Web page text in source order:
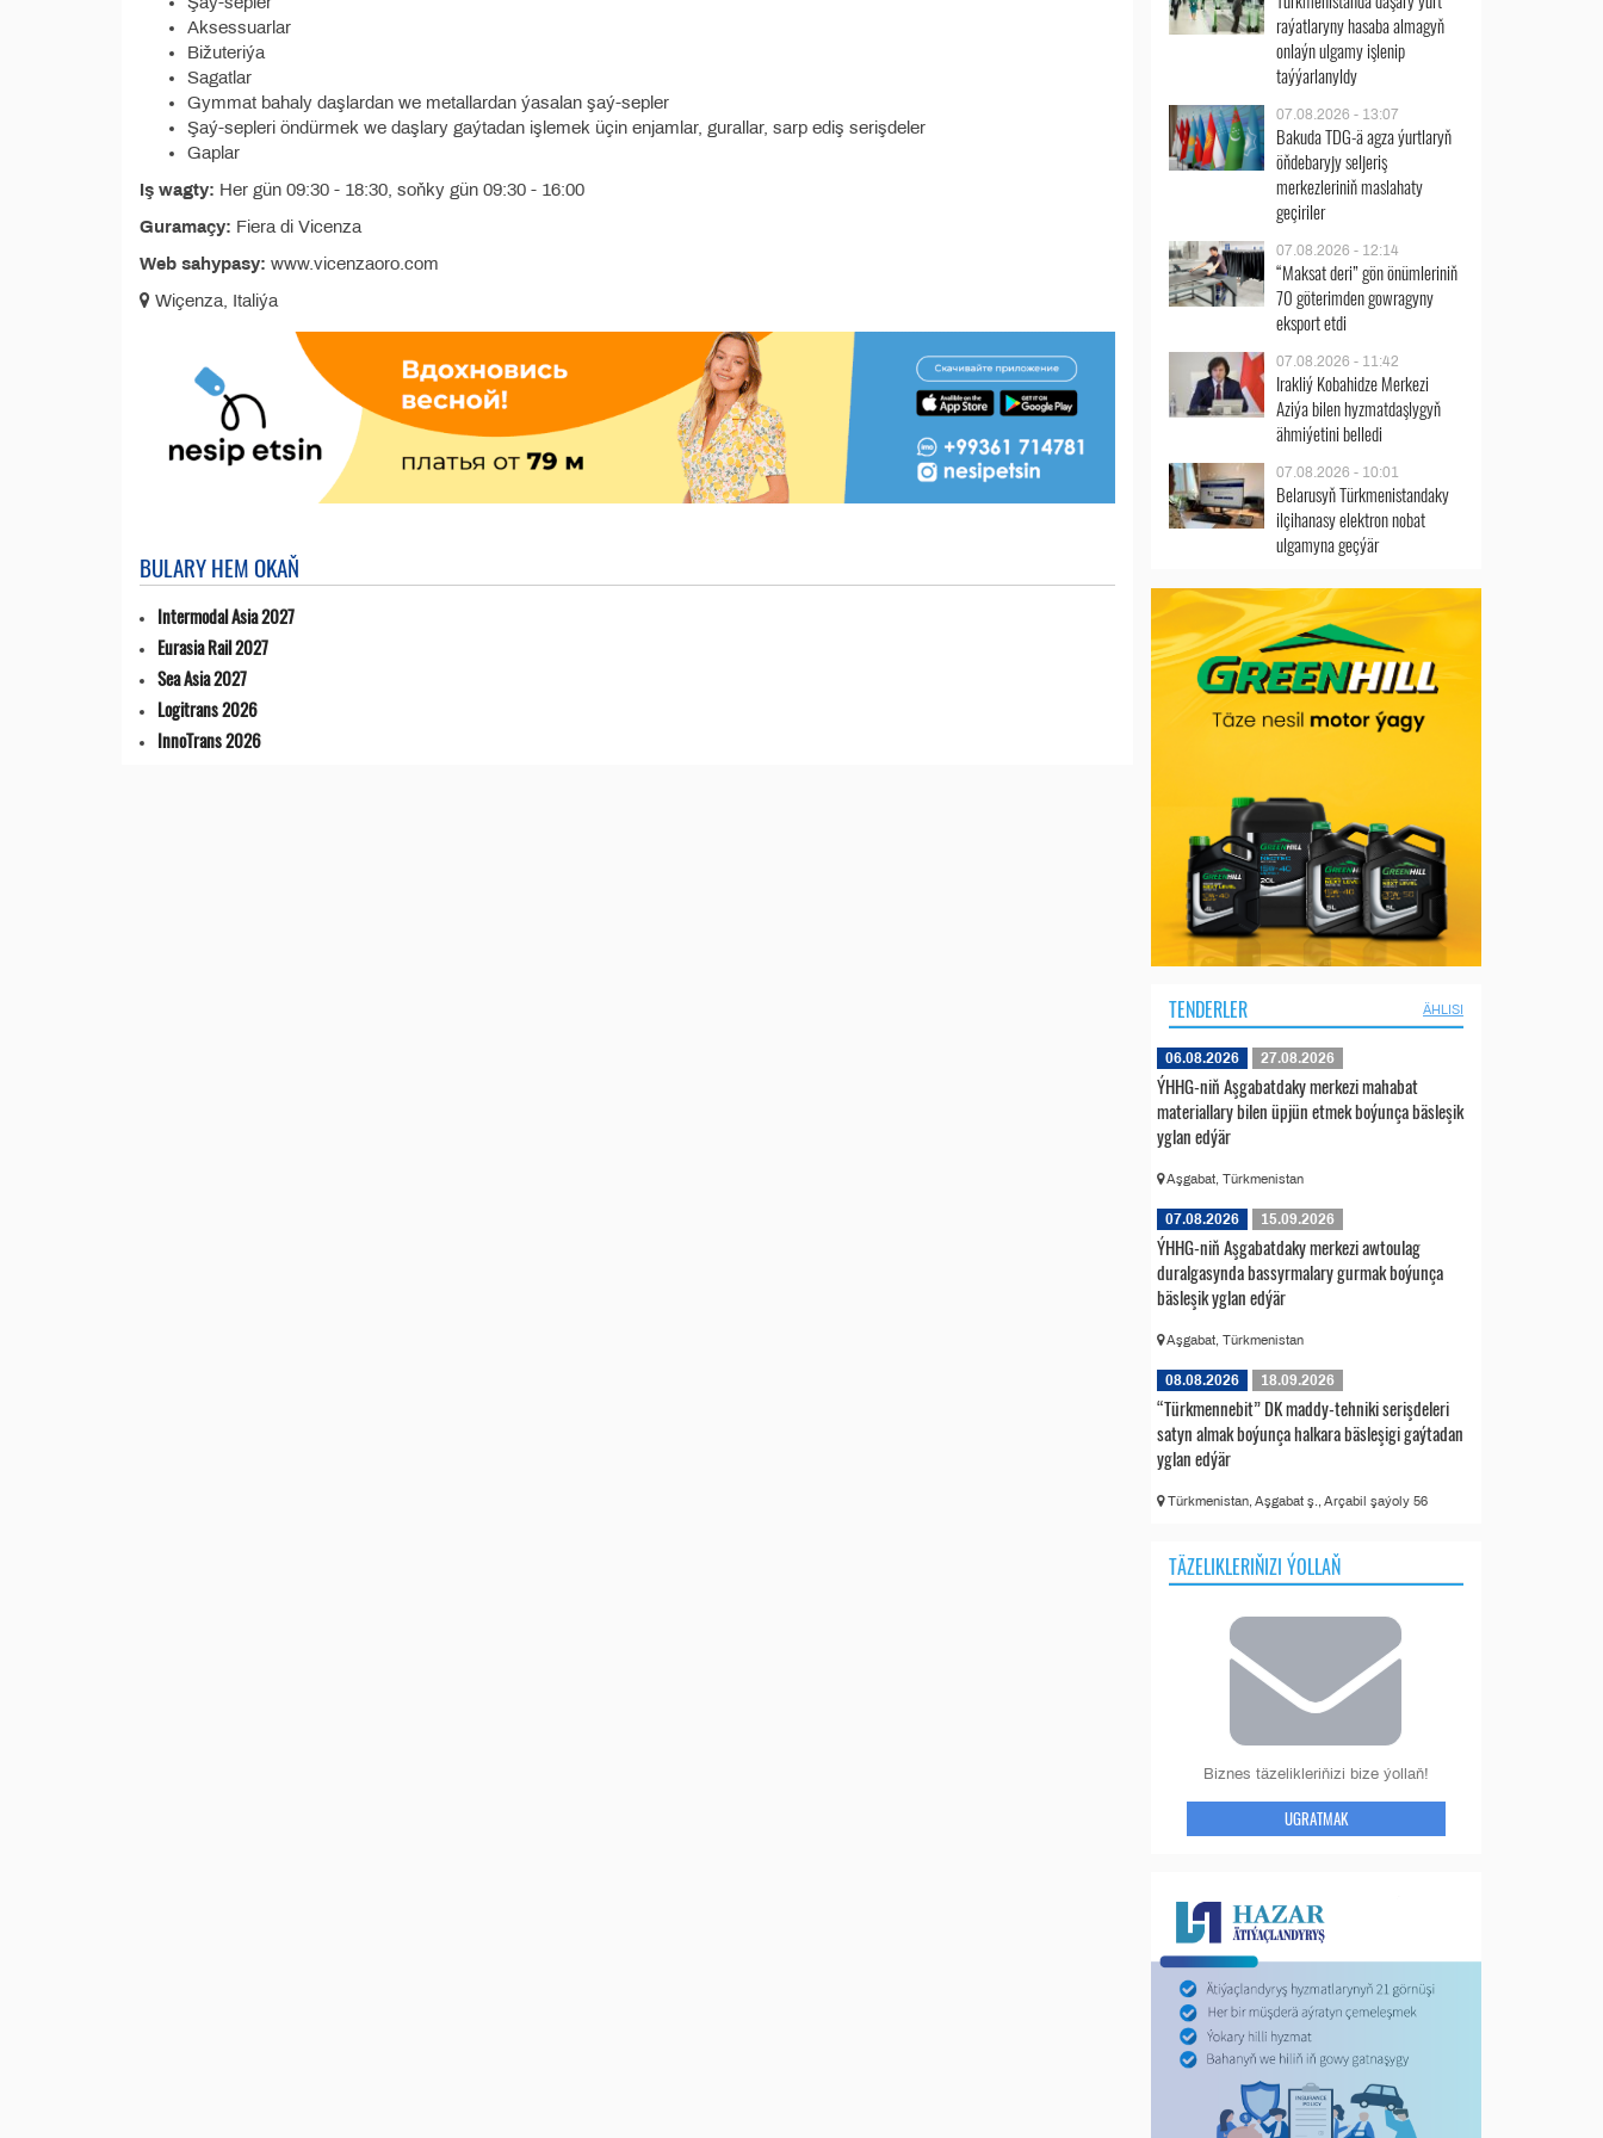
Aksessuarlar
Bižuteriýa
Sagatlar
Gymmat bahaly daşlardan we metallardan ýasalan şaý-sepler
Şaý-sepleri öndürmek we daşlary gaýtadan işlemek üçin enjamlar, gurallar, sarp ediş serişdeler
Gaplar
Iş wagty: Her gün 09:30 - 18:30, soňky gün 09:30 - 16:00
Guramaçy: Fiera di Vicenza
Web sahypasy: www.vicenzaoro.com
Wiçenza, Italiýa
BULARY HEM OKAŇ
Intermodal Asia 2027
Eurasia Rail 2027
Sea Asia 2027
Logitrans 2026
InnoTrans 2026
raýatlaryny hasaba almagyň
onlaýn ulgamy işlenip
taýýarlanyldy
07.08.2026 - 13:07
Bakuda TDG-ä agza ýurtlaryň
öňdebaryjy seljeriş
merkezleriniň maslahaty
geçiriler
07.08.2026 - 12:14
“Maksat deri” gön önümleriniň
70 göterimden gowragyny
eksport etdi
07.08.2026 - 11:42
Irakliý Kobahidze Merkezi
Aziýa bilen hyzmatdaşlygyň
ähmiýetini belledi
07.08.2026 - 10:01
Belarusyň Türkmenistandaky
ilçihanasy elektron nobat
ulgamyna geçýär
TENDERLER ÄHLISI
06.08.2026 27.08.2026
ÝHHG-niň Aşgabatdaky merkezi mahabat
materiallary bilen üpjün etmek boýunça bäsleşik
yglan edýär
Aşgabat, Türkmenistan
07.08.2026 15.09.2026
ÝHHG-niň Aşgabatdaky merkezi awtoulag
duralgasynda bassyrmalary gurmak boýunça
bäsleşik yglan edýär
Aşgabat, Türkmenistan
08.08.2026 18.09.2026
“Türkmennebit” DK maddy-tehniki serişdeleri
satyn almak boýunça halkara bäsleşigi gaýtadan
yglan edýär
Türkmenistan, Aşgabat ş., Arçabil şaýoly 56
TÄZELIKLERIŇIZI ÝOLLAŇ
Biznes täzelikleriňizi bize ýollaň!
UGRATMAK